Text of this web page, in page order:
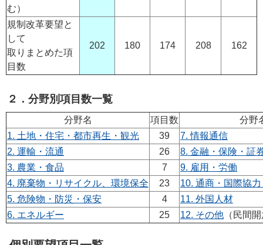
む）
規制改革要望と
して
取りまとめた項
目数
202 180 174 208 162
２．分野別項目数一覧
分野名 項目数
分野
1. 土地・住宅・都市再生・観光
39
7. 情報通信
2. 運輸・流通
26
8. 金融・保険・証
3. 農業・食品
7
9. 雇用・労働
4. 廃棄物・リサイクル、環境保全
23
10. 通商・国際協
5. 危険物・防災・保安
4
11. 外国人材
6. エネルギー
25 12. その他 （民間